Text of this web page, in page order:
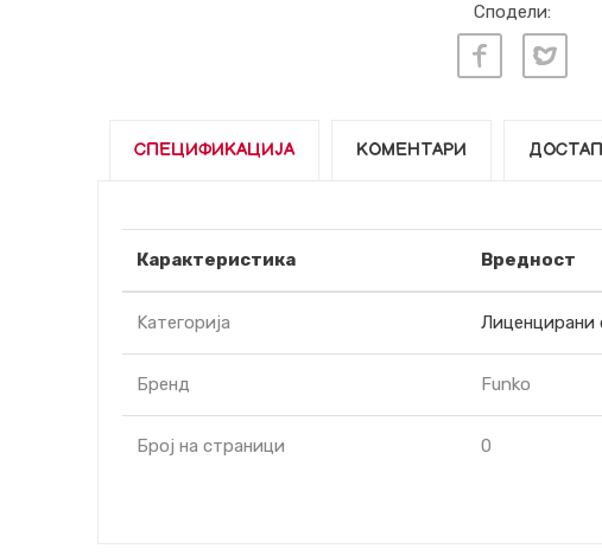
Сподели:
СПЕЦИФИКАЦИЈА КОМЕНТАРИ
Карактеристика Вредност
Kатегорија Лиценцирани
Бренд Funko
Број на страници 0